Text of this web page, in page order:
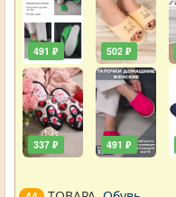
491 ₽
337 ₽
502 ₽
491 ₽